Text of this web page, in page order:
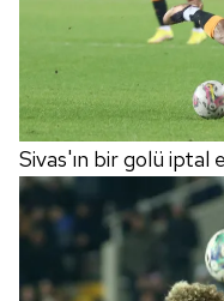
Sivas'ın bir golü iptal